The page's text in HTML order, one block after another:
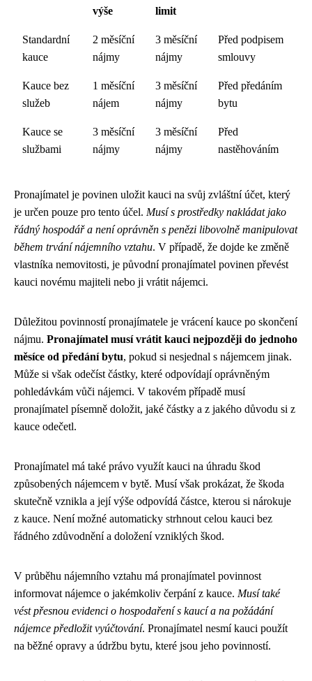
výše
limit
Standardní
kauce
2 měsíční
nájmy
3 měsíční
nájmy
Před podpisem
smlouvy
Kauce bez
služeb
1 měsíční
nájem
3 měsíční
nájmy
Před předáním
bytu
Kauce se
službami
3 měsíční
nájmy
3 měsíční
nájmy
Před
nastěhováním
Pronajímatel je povinen uložit kauci na svůj zvláštní účet, který
je určen pouze pro tento účel. Musí s prostředky nakládat jako
řádný hospodář a není oprávněn s penězi libovolně manipulovat
během trvání nájemního vztahu. V případě, že dojde ke změně
vlastníka nemovitosti, je původní pronajímatel povinen převést
kauci novému majiteli nebo ji vrátit nájemci.
Důležitou povinností pronajímatele je vrácení kauce po skončení
nájmu. Pronajímatel musí vrátit kauci nejpozději do jednoho
měsíce od předání bytu, pokud si nesjednal s nájemcem jinak.
Může si však odečíst částky, které odpovídají oprávněným
pohledávkám vůči nájemci. V takovém případě musí
pronajímatel písemně doložit, jaké částky a z jakého důvodu si z
kauce odečetl.
Pronajímatel má také právo využít kauci na úhradu škod
způsobených nájemcem v bytě. Musí však prokázat, že škoda
skutečně vznikla a její výše odpovídá částce, kterou si nárokuje
z kauce. Není možné automaticky strhnout celou kauci bez
řádného zdůvodnění a doložení vzniklých škod.
V průběhu nájemního vztahu má pronajímatel povinnost
informovat nájemce o jakémkoliv čerpání z kauce. Musí také
vést přesnou evidenci o hospodaření s kaucí a na požádání
nájemce předložit vyúčtování. Pronajímatel nesmí kauci použít
na běžné opravy a údržbu bytu, které jsou jeho povinností.